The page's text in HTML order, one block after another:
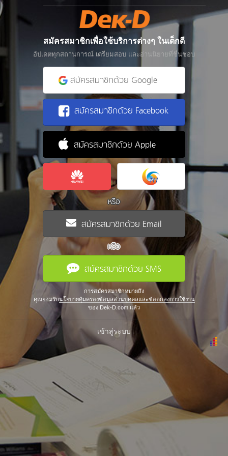
สมัครสมาชิกเพื่อใช้บริการต่างๆ ในเด็กดี
อัปเดตทุกสถานการณ์ เตรียมสอบ และอ่านนิยายที่ชื่นชอบ
สมัครสมาชิกด้วย Google
สมัครสมาชิกด้วย Facebook
สมัครสมาชิกด้วย Apple
หรือ
สมัครสมาชิกด้วย Email
หรือ
สมัครสมาชิกด้วย SMS
การสมัครสมาชิกหมายถึง
คุณยอมรับนโยบายคุ้มครองข้อมูลส่วนบุคคลและข้อตกลงการใช้งาน
ของ Dek-D.com แล้ว
เข้าสู่ระบบ